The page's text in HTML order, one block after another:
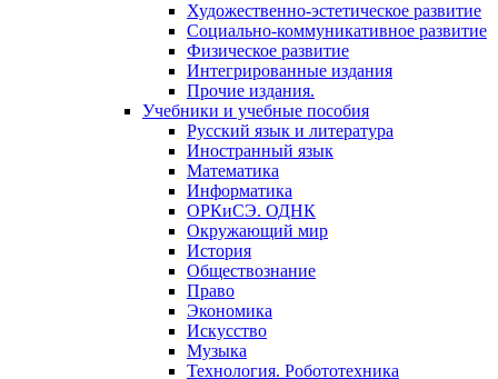
Художественно-эстетическое развитие
Социально-коммуникативное развитие
Физическое развитие
Интегрированные издания
Прочие издания.
Учебники и учебные пособия
Русский язык и литература
Иностранный язык
Математика
Информатика
ОРКиСЭ. ОДНК
Окружающий мир
История
Обществознание
Право
Экономика
Искусство
Музыка
Технология. Робототехника